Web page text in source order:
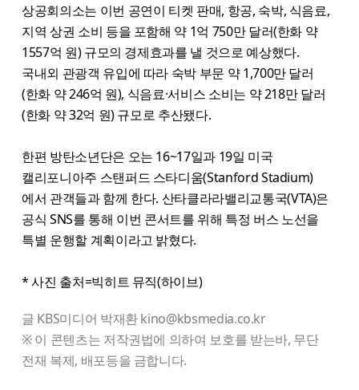
상공회의소는 이번 공연이 티켓 판매, 항공, 숙박, 식음료,
지역 상권 소비 등을 포함해 약 1억 750만 달러(한화 약
1557억 원) 규모의 경제효과를 낼 것으로 예상했다.
국내외 관광객 유입에 따라 숙박 부문 약 1,700만 달러
(한화 약 246억 원), 식음료·서비스 소비는 약 218만 달러
(한화 약 32억 원) 규모로 추산됐다.
한편 방탄소년단은 오는 16~17일과 19일 미국
캘리포니아주 스탠퍼드 스타디움(Stanford Stadium)
에서 관객들과 함께 한다. 산타클라라밸리교통국(VTA)은
공식 SNS를 통해 이번 콘서트를 위해 특정 버스 노선을
특별 운행할 계획이라고 밝혔다.
* 사진 출처=빅히트 뮤직(하이브)
글 KBS미디어 박재환 kino@kbsmedia.co.kr
※ 이 콘텐츠는 저작권법에 의하여 보호를 받는바, 무단
전재 복제, 배포등을 금합니다.